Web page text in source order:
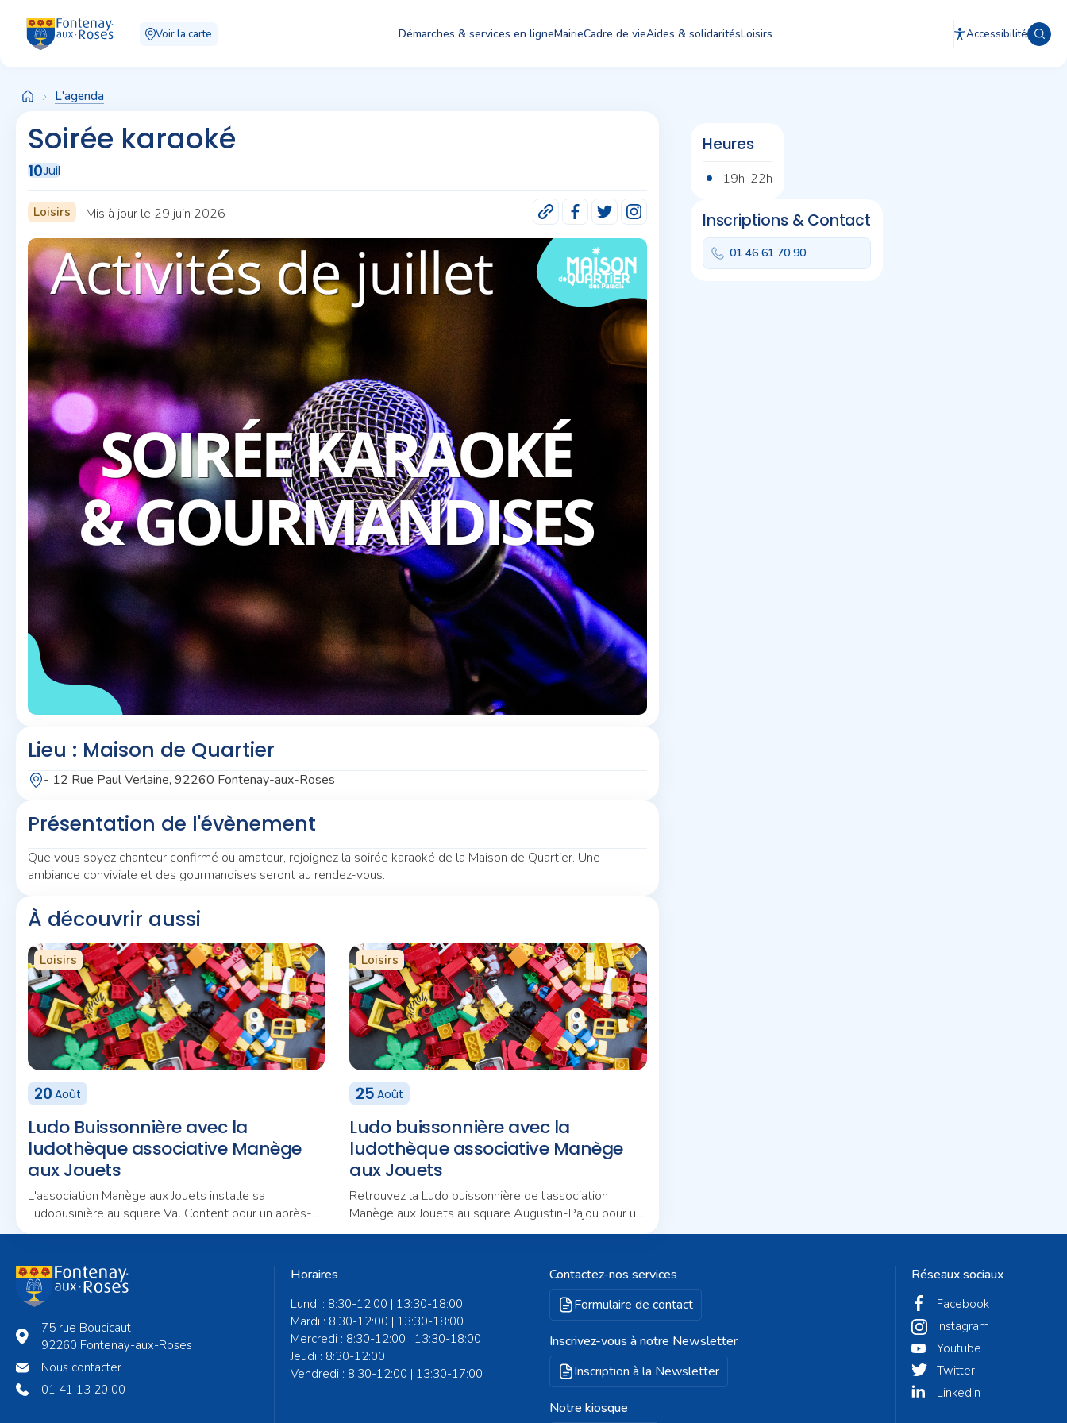
Voir la carte Démarches & services en ligneMairieCadre de vieAides & solidaritésLoisirs Accessibilité
L'agenda
Soirée karaoké
10Juil
Loisirs Mis à jour le 29 juin 2026
Lieu : Maison de Quartier
- 12 Rue Paul Verlaine, 92260 Fontenay-aux-Roses
Présentation de l'évènement
Que vous soyez chanteur confirmé ou amateur, rejoignez la soirée karaoké de la Maison de Quartier. Une
ambiance conviviale et des gourmandises seront au rendez-vous.
À découvrir aussi
Loisirs
20 Août
Ludo Buissonnière avec la
ludothèque associative Manège
aux Jouets
L'association Manège aux Jouets installe sa
Ludobusinière au square Val Content pour un après-
midi placé sous le signe du jeu et de la convivialité.
Loisirs
25 Août
Ludo buissonnière avec la
ludothèque associative Manège
aux Jouets
Retrouvez la Ludo buissonnière de l'association
Manège aux Jouets au square Augustin-Pajou pour un
nouvel après-midi d'animations en plein air.
Heures
19h-22h
Inscriptions & Contact
01 46 61 70 90
75 rue Boucicaut
92260 Fontenay-aux-Roses
Nous contacter
01 41 13 20 00
Horaires
Lundi : 8:30-12:00 | 13:30-18:00
Mardi : 8:30-12:00 | 13:30-18:00
Mercredi : 8:30-12:00 | 13:30-18:00
Jeudi : 8:30-12:00
Vendredi : 8:30-12:00 | 13:30-17:00
Contactez-nos services
Formulaire de contact
Inscrivez-vous à notre Newsletter
Inscription à la Newsletter
Notre kiosque
Réseaux sociaux
Facebook
Instagram
Youtube
Twitter
Linkedin